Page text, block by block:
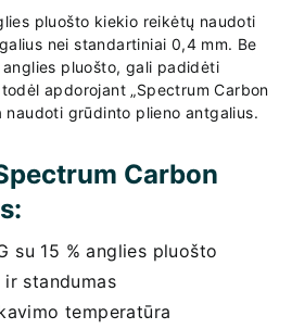
pluošto kiekio reikėtų naudoti
nei standartiniai 0,4 mm. Be
pluošto, gali padidėti
apdorojant „Spectrum Carbon
naudoti grūdinto plieno antgalius.
Carbon
su 15 % anglies pluošto
ir standumas
temperatūra